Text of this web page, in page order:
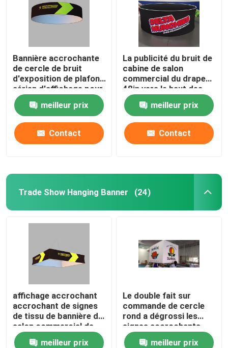
Bannière accrochante
de cercle de bruit
d'exposition de plafond
aérien d'affichage pour
la publicité
meilleur prix
Contact
La publicité du bruit de
cabine de salon
commercial du drapeau
48in vers le haut des
bannières de plafond
d'affichagemeilleur prix
Contact
Trade Show Hanging Banner (24)
affichage accrochant
accrochant de signes
de tissu de bannière de
salon commercial de
triangle de place de
meilleur prix
Le double fait sur
commande de cercle
rond a dégrossi les
signes accrochants
3.2M Double Printed
meilleur prix